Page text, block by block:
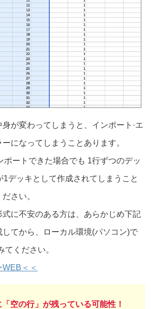
身が変わってしまうと、インポート·エ
になってしまうことあります。
ポートできた場合でも 1行ずつのデッ
1デッキとして作成されてしまうこと
さい。
に不安のある方は、あらかじめ下記
てから、ローカル環境(パソコン)で
てください。
＜＜
空の行」が残っている可能性！